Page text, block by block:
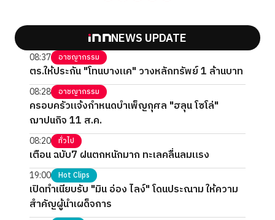
NEWS UPDATE
08:37 อาชญากรรม
ตร.ให้ประกัน "โทนบางแค" วางหลักทรัพย์ 1 ล้านบาท
08:28 อาชญากรรม
ครอบครัวแจ้งกำหนดบำเพ็ญกุศล "ฮลุน โซโล่"
ฌาปนกิจ 11 ส.ค.
08:20 ทั่วไป
เตือน ฉบับ7 ฝนตกหนักมาก ทะเลคลื่นลมแรง
19:00 Hot Clips
เปิดทำเนียบรับ "มิน อ่อง ไลง์" โดนประณาม ให้ความ
สำคัญผู้นำเผด็จการ